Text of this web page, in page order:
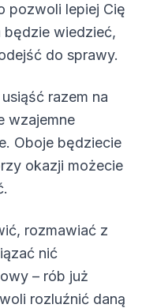
pozwoli lepiej Cię
będzie wiedzieć,
do sprawy.
razem na
wzajemne
Oboje będziecie
okazji możecie
rozmawiać z
nić
– rób już
rozluźnić daną